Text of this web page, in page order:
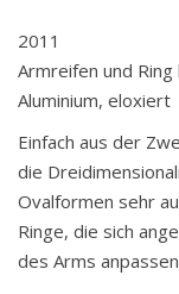
2011
Armreifen und Ring
Aluminium, eloxiert
Einfach aus der
die
Ovalformen sehr
Ringe, die sich
des Arms